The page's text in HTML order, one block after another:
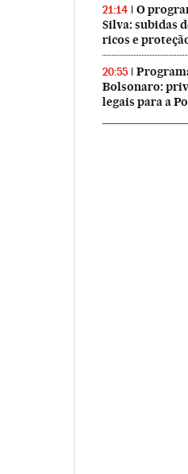
21:14
O
Silva: subidas
ricos e
20:55
Bolsonaro:
legais para a